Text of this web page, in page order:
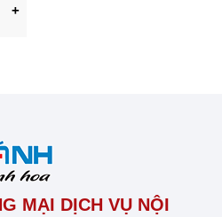
MẠI DỊCH VỤ NỘI